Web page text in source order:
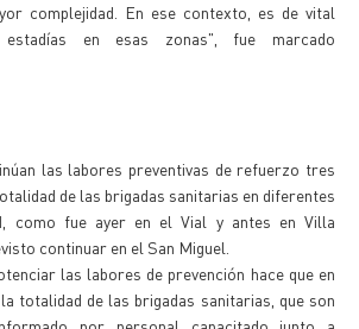
complejidad. En ese contexto, es de vital
estadías en esas zonas", fue marcado
las labores preventivas de refuerzo tres
de las brigadas sanitarias en diferentes
como fue ayer en el Vial y antes en Villa
continuar en el San Miguel.
las labores de prevención hace que en
totalidad de las brigadas sanitarias, que son